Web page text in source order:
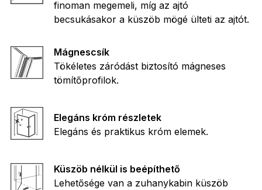
finoman megemeli, míg az ajtó
becsukásakor a küszöb mögé ülteti az ajtót.
Mágnescsík
Tökéletes záródást biztosító mágneses
tömítőprofilok.
Elegáns króm részletek
Elegáns és praktikus króm elemek.
Küszöb nélkül is beépíthető
Lehetősége van a zuhanykabin küszöb